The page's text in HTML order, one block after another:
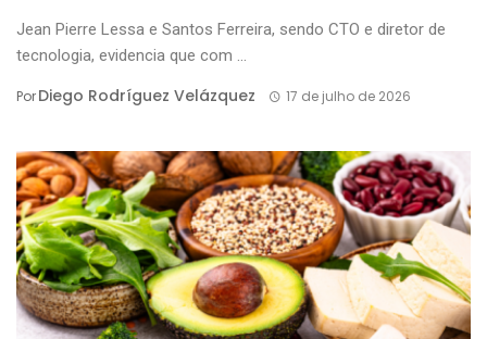
Jean Pierre Lessa e Santos Ferreira, sendo CTO e diretor de
tecnologia, evidencia que com ...
PorDiego Rodríguez Velázquez 17 de julho de 2026